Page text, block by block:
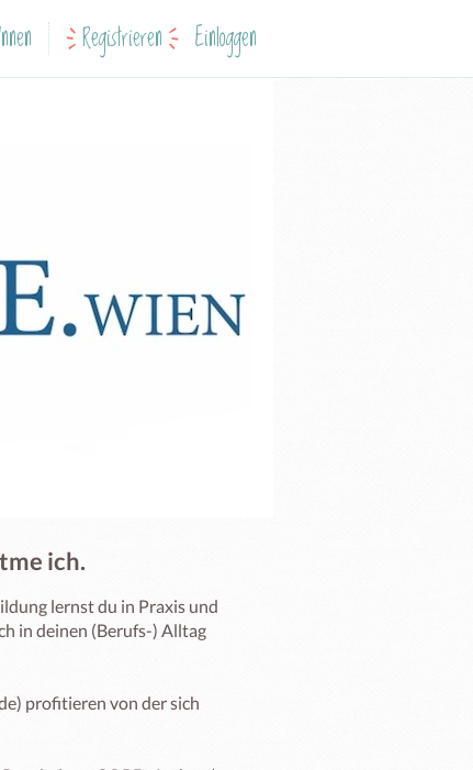
Registrieren Einloggen
ich.
lernst du in Praxis und
in deinen (Berufs-) Alltag
profitieren von der sich